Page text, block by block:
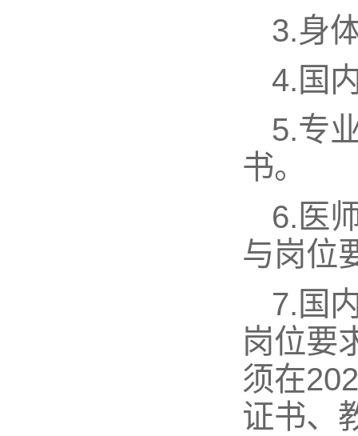
3.身
4.国
5.专
书。
6.医
与岗位
7.国
岗位要
须在
证书、